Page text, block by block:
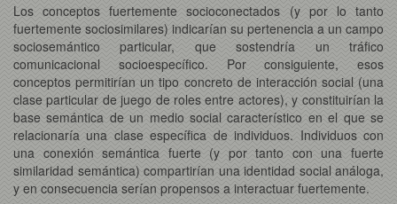
Los conceptos fuertemente socioconectados (y por lo tanto
fuertemente sociosimilares) indicarían su pertenencia a un campo
sociosemántico particular, que sostendría un tráfico
comunicacional socioespecífico. Por consiguiente, esos
conceptos permitirían un tipo concreto de interacción social (una
clase particular de juego de roles entre actores), y constituirían la
base semántica de un medio social característico en el que se
relacionaría una clase específica de individuos. Individuos con
una conexión semántica fuerte (y por tanto con una fuerte
similaridad semántica) compartirían una identidad social análoga,
y en consecuencia serían propensos a interactuar fuertemente.